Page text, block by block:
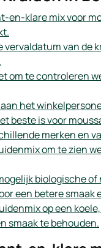
en-klare mix voor
vervaldatum van de
om te controleren
het
beste is voor
merken en
om te zien
biologische
een betere smaak
op een
smaak te behouden.